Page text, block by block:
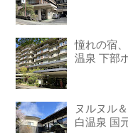
憧れの宿
温泉 下部
ヌルヌル
白温泉 国